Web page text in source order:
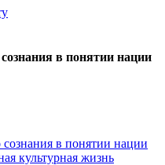
в понятии нации
культурная жизнь